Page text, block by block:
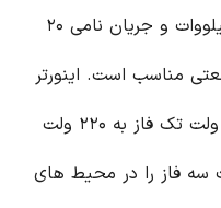
اینورتر GD20 با توان نامی ۵.۵ کیلووات و جریان نامی ۲۰
مناسب است. اینورتر
GD20 با قابلیت تبدیل ولتاژ ۲۲۰ ولت تک فاز به ۲۲۰ ولت
سه فاز را در محیط های